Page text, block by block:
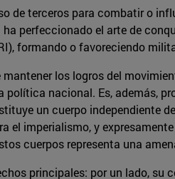
de terceros para combatir o
perfeccionado el arte de
formando o favoreciendo
los logros del
nacional. Es, además,
un cuerpo independiente
el imperialismo, y
cuerpos representa una
principales: por un lado,